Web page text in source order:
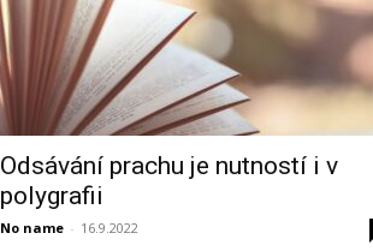
Odsávání prachu je nutností i v
polygrafii
No name - 16.9.2022